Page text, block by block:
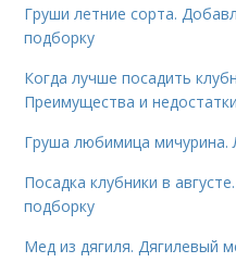
Груши летние сорта.
подборку
Когда лучше посадить
Преимущества и
Груша любимица мичурина.
Посадка клубники в
подборку
Мед из дягиля. Дягилевый